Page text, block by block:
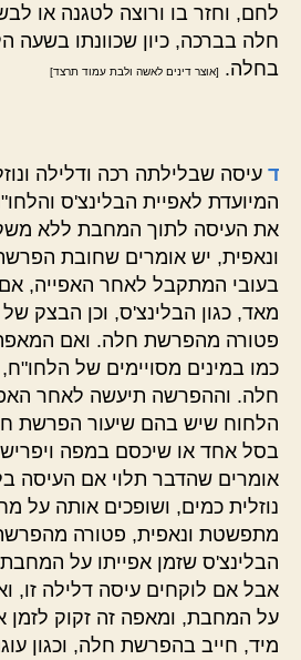
לחם, וחזר בו ורוצה לטגנה או
חלה בברכה, כיון שכוונתו בשעה
בחלה.
[אוצר דינים לאשה ולבת עמוד תרצד]
ד עיסה שבלילתה רכה ודלילה
המיועדת לאפיית הבלינצ'ס
את העיסה לתוך המחבת ללא
ונאפית, יש אומרים שחובת
בעובי המתקבל לאחר האפייה,
מאד, כגון הבלינצ'ס, וכן הבצק
כמו במינים מסויימים של
חלה. וההפרשה תיעשה לאחר
הלחוח שיש בהם שיעור הפרשת
בסל אחד או שיכסם במפה
אומרים שהדבר תלוי אם העיסה
נוזלית כמים, ושופכים אותה על
מתפשטת ונאפית, פטורה מהפרשת
אבל אם לוקחים עיסה דלילה זו,
על המחבת, ומאפה זה זקוק לזמן
מיד, חייב בהפרשת חלה, וכגון